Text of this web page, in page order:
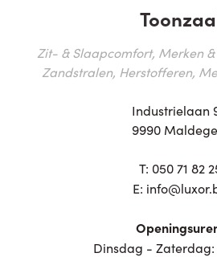
Zit- & Slaapcomfort, Merken
Zandstralen, Herstofferen,
Industrielaan
9990
T: 050 71 82
E:
Dinsdag - Zaterdag: